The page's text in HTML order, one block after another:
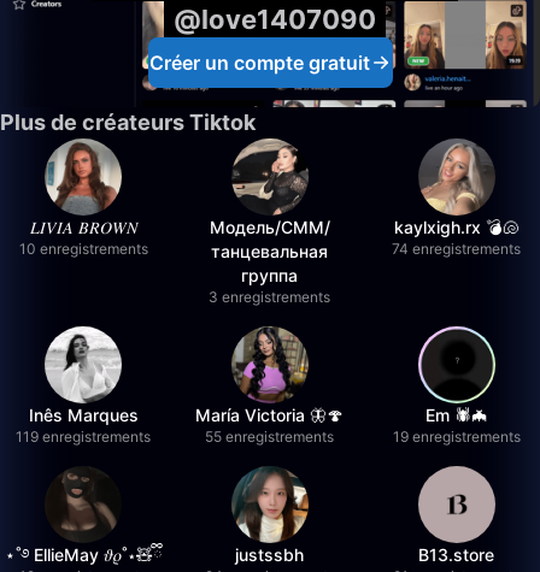
@love1407090
Créer un compte gratuit
Plus de créateurs Tiktok
𝐿𝐼𝑉𝐼𝐴 𝐵𝑅𝑂𝑊𝑁
10 enregistrements
Модель/СММ/
танцевальная
группа
3 enregistrements
kaylxigh.rx 💣🐚
74 enregistrements
Inês Marques
119 enregistrements
María Victoria 🦋🍄
55 enregistrements
Em 🕷️🦇
19 enregistrements
⋆˚࿔ EllieMay 𝜗𝜚˚⋆🧸ྀི justssbh B13.store